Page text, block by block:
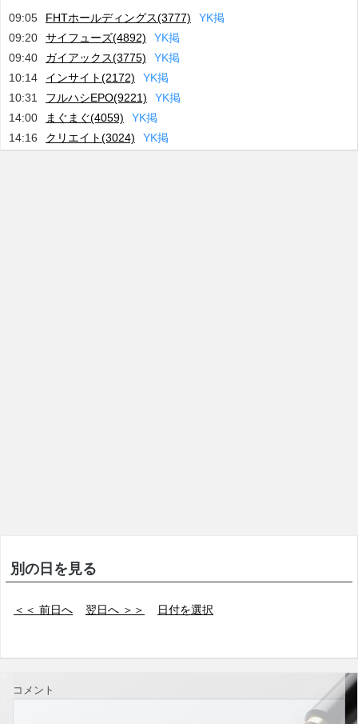
09:05 FHTホールディングス(3777) YK掲
09:20
サイフューズ(4892) YK掲
09:40
ガイアックス(3775) YK掲
10:14
インサイト(2172) YK掲
10:31
フルハシEPO(9221) YK掲
14:00
まぐまぐ(4059) YK掲
14:16
クリエイト(3024) YK掲
別の日を見る
＜＜ 前日へ 翌日へ ＞＞ 日付を選択
コメント